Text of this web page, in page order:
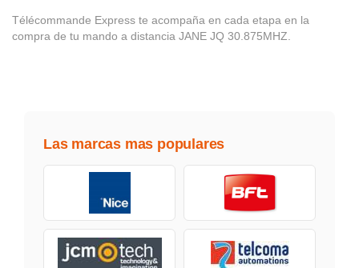
Télécommande Express te acompaña en cada etapa en la
compra de tu mando a distancia JANE JQ 30.875MHZ.
Las marcas mas populares